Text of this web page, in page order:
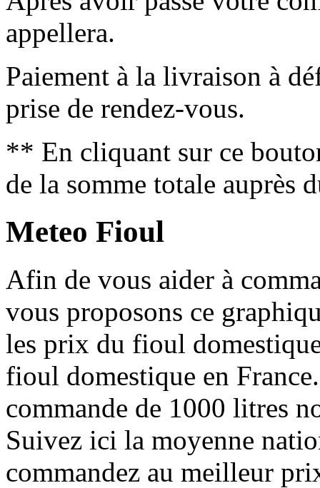
appellera.
Paiement à la livraison à
prise de rendez-vous.
** En cliquant sur ce
de la somme totale auprès
Meteo Fioul
Afin de vous aider à
vous proposons ce
les prix du fioul
fioul domestique en
commande de 1000 litres
Suivez ici la moyenne
commandez au meilleur